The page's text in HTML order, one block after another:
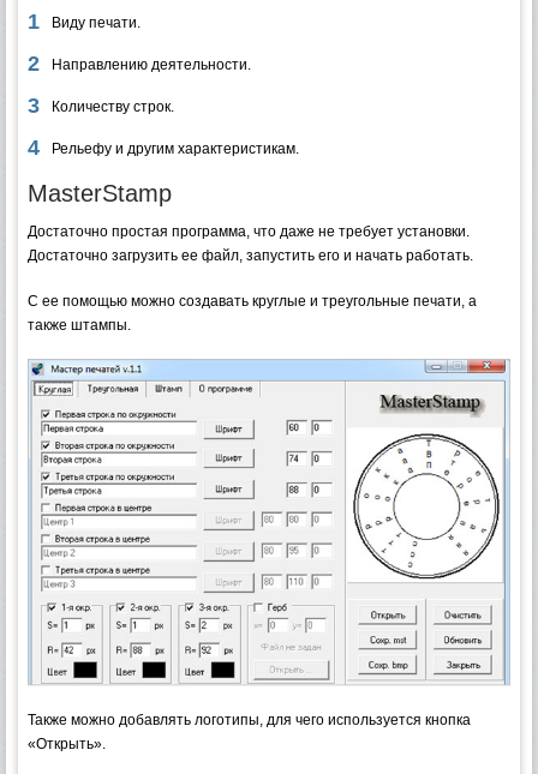
Виду печати.
Направлению деятельности.
Количеству строк.
Рельефу и другим характеристикам.
MasterStamp
Достаточно простая программа, что даже не требует установки.
Достаточно загрузить ее файл, запустить его и начать работать.
С ее помощью можно создавать круглые и треугольные печати, а
также штампы.
Также можно добавлять логотипы, для чего используется кнопка
«Открыть».